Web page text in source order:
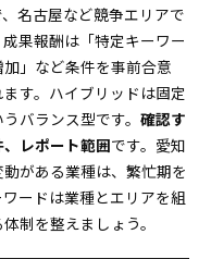
名古屋など競争エリアで
果報酬は「特定キーワー
」など条件を事前合意
す。ハイブリッドは固定
バランス型です。 確認す
レポート範囲です。愛知
がある業種は、繁忙期を
ードは業種とエリアを組
制を整えましょう。